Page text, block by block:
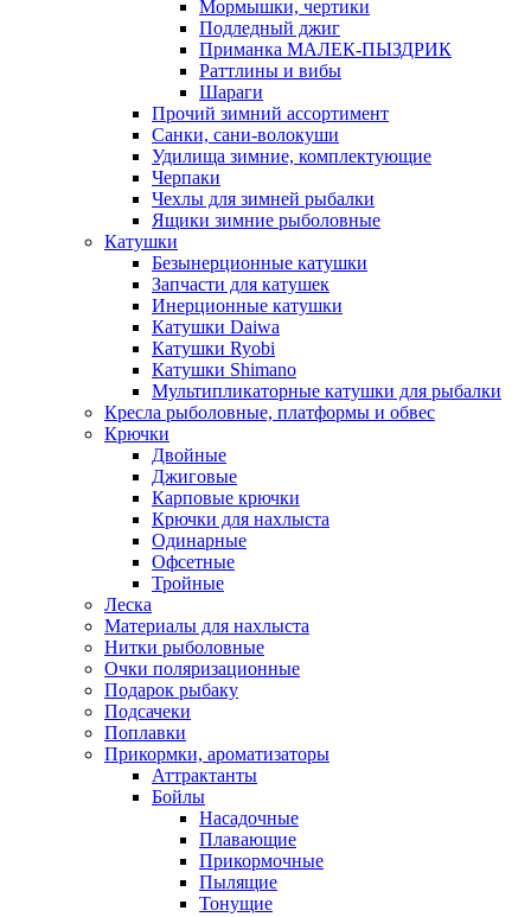
Мормышки, чертики
Подледный джиг
Приманка МАЛЕК-ПЫЗДРИК
Раттлины и вибы
Шараги
Прочий зимний ассортимент
Санки, сани-волокуши
Удилища зимние, комплектующие
Черпаки
Чехлы для зимней рыбалки
Ящики зимние рыболовные
Катушки
Безынерционные катушки
Запчасти для катушек
Инерционные катушки
Катушки Daiwa
Катушки Ryobi
Катушки Shimano
Мультипликаторные катушки для рыбалки
Кресла рыболовные, платформы и обвес
Крючки
Двойные
Джиговые
Карповые крючки
Крючки для нахлыста
Одинарные
Офсетные
Тройные
Леска
Материалы для нахлыста
Нитки рыболовные
Очки поляризационные
Подарок рыбаку
Подсачеки
Поплавки
Прикормки, ароматизаторы
Аттрактанты
Бойлы
Насадочные
Плавающие
Прикормочные
Пылящие
Тонущие